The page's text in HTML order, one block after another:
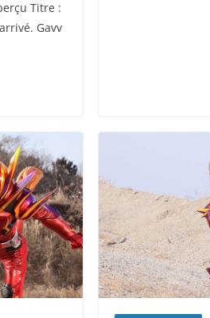
Titre :
Gavv